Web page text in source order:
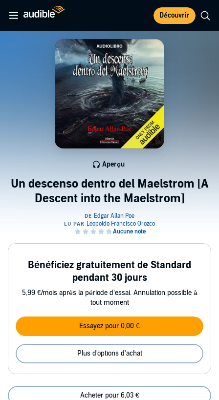
Découvrir
Un descenso dentro del Maelstrom [A
Descent into the Maelstrom]
Aperçu
Bénéficiez gratuitement de Standard
pendant 30 jours
5,99 €/mois après la période d’essai. Annulation possible à
tout moment
Essayez pour 0,00 €
Plus d'options d'achat
Acheter pour 6,03 €